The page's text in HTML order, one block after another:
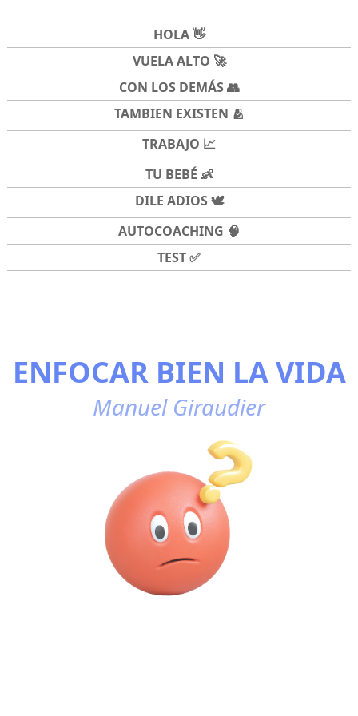
HOLA 👋
VUELA ALTO 🚀
CON LOS DEMÁS 👥
TAMBIEN EXISTEN 🫂
TRABAJO 📈
TU BEBÉ 👶
DILE ADIOS 🕊️
AUTOCOACHING 🧠
TEST ✅
ENFOCAR BIEN LA VIDA
Manuel Giraudier